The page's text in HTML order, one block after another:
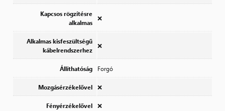
Kapcsos rögzítésre
alkalmas
❌
Alkalmas kisfeszültségű
kábelrendszerhez
❌
Állíthatóság Forgó
Mozgásérzékelővel ❌
Fényérzékelővel ❌